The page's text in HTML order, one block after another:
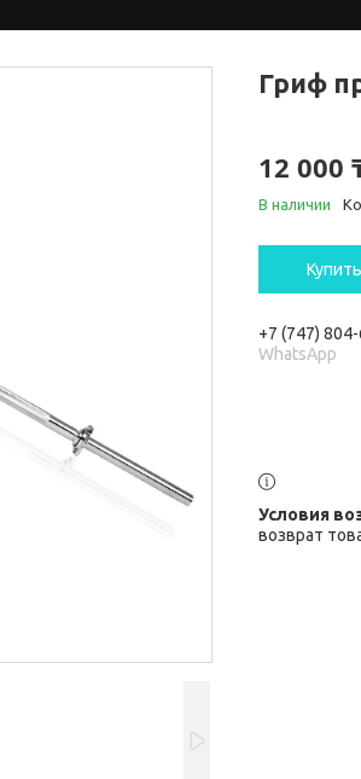
Гриф
12 000
В наличии
Купить
+7 (747)
WhatsApp
возврат